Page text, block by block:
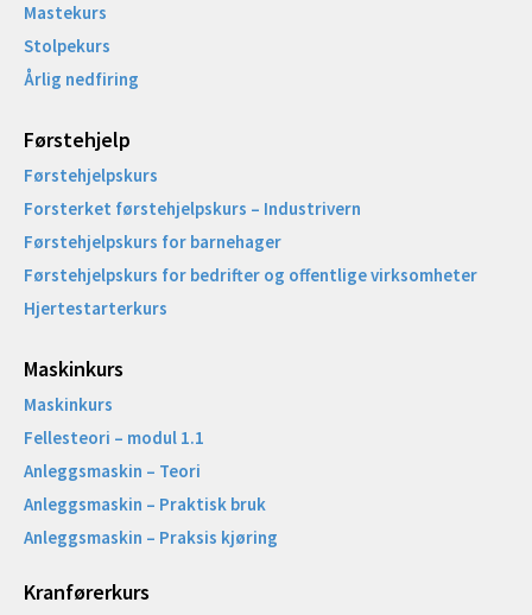
Mastekurs
Stolpekurs
Årlig nedfiring
Førstehjelp
Førstehjelpskurs
Forsterket førstehjelpskurs – Industrivern
Førstehjelpskurs for barnehager
Førstehjelpskurs for bedrifter og offentlige virksomheter
Hjertestarterkurs
Maskinkurs
Maskinkurs
Fellesteori – modul 1.1
Anleggsmaskin – Teori
Anleggsmaskin – Praktisk bruk
Anleggsmaskin – Praksis kjøring
Kranførerkurs